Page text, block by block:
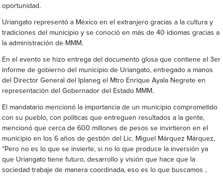
oportunidad.
Uriangato representó a México en el extranjero gracias a la cultura y
tradiciones del municipio y se conoció en más de 40 idiomas gracias a
la administración de MMM.
En el evento se hizo entrega del documento glosa que contiene el 3er
informe de gobierno del municipio de Uriangato, entregado a manos
del Director General del Iplaneg el Mtro Enrique Ayala Negrete en
representación del Gobernador del Estado MMM.
El mandatario mencionó la importancia de un municipio comprometido
con su pueblo, con políticas que entreguen resultados a la gente,
mencionó que cerca de 600 millones de pesos se invirtieron en el
municipio en los 6 años de gestión del Lic. Miguel Márquez Márquez,
“Pero no es lo que se invierte, si no lo que produce la inversión ya
que Uriangato tiene futuro, desarrollo y visión que hace que la
sociedad trabaje de manera coordinada, eso es lo que buscamos ,